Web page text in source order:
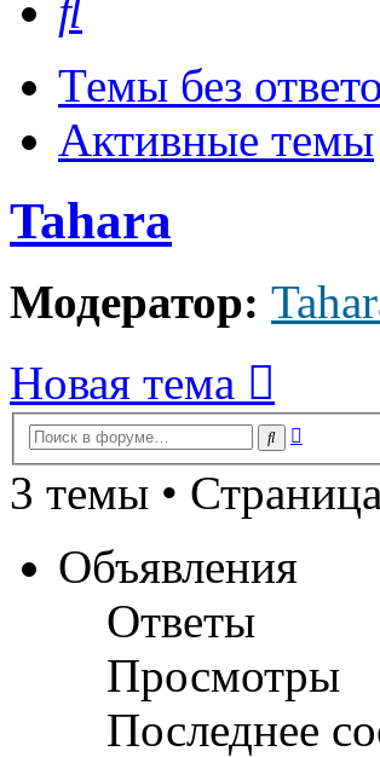
Темы без
Активные темы
Tahara
Модератор:
Новая тема
Поиск
3 темы • Страница
Объявления
Ответы
Просмотры
Последнее